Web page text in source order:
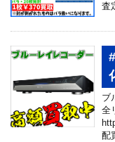
査
ブ
全
配